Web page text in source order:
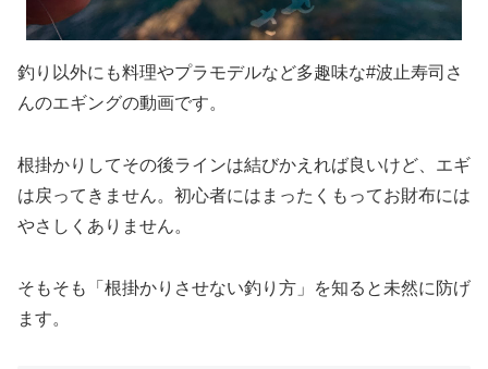
釣り以外にも料理やプラモデルなど多趣味な#波止寿司さ
んのエギングの動画です。
根掛かりしてその後ラインは結びかえれば良いけど、エギ
は戻ってきません。初心者にはまったくもってお財布には
やさしくありません。
そもそも「根掛かりさせない釣り方」を知ると未然に防げ
ます。